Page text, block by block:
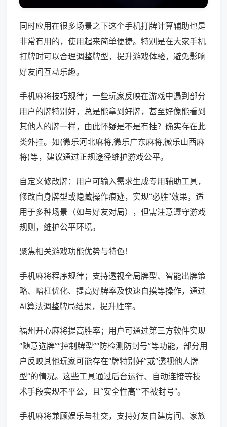
同时应用在很多场景之下这个手机打牌计算辅助也是
非常有用的，使用起来简单便捷。特别是在大家手机
打牌时可以合理调整牌型，提升游戏体验，避免影响
好友间互动乐趣。
手机麻将技巧规律；一些玩家反映在游戏中遇到部分
用户的牌特别好，总是能拿到好牌，甚至好像能看到
其他人的牌一样，由此怀疑是不是有挂？确实存在此
类外挂。如(微乐河北麻将,微乐广东麻将,微乐山西麻
将)等，建议通过正规途径维护游戏公平。
自定义修改牌：用户可输入需求生成专用辅助工具，
修改自身牌型或隐藏操作痕迹，实现“必胜”效果，适
用于多种场景（如与好友对局），但需注意遵守游戏
规则，维护公平环境。
聚焦相关游戏功能优势与特色！
手机麻将程序规律；支持透视全局牌型、智能出牌策
略、暗杠优化、提高好牌率及快速自摸等操作，通过
AI算法调整牌局结果，提升胜率。
福州开心麻将提高胜率；用户可通过第三方软件实现
“随意选牌”“控制牌型”“防检测防封号”等功能，部分用
户反映其他玩家可能存在“牌特别好”或“透视他人牌
型”的情况。这些工具通过后台运行、自动连接等技
术手段实现不平公，且“安全性高”“不被封号”。
手机麻将兼顾娱乐与社交，支持好友自建房间、家族